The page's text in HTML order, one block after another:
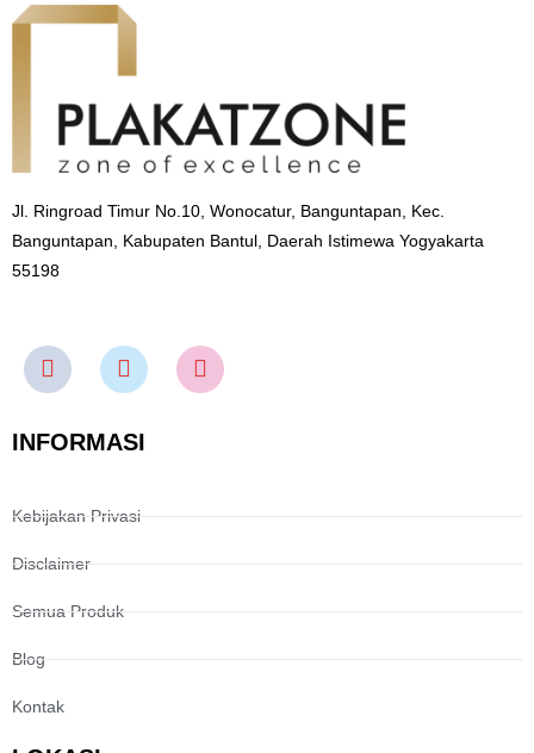
Jl. Ringroad Timur No.10, Wonocatur, Banguntapan, Kec.
Banguntapan, Kabupaten Bantul, Daerah Istimewa Yogyakarta
55198
INFORMASI
Kebijakan Privasi
Disclaimer
Semua Produk
Blog
Kontak